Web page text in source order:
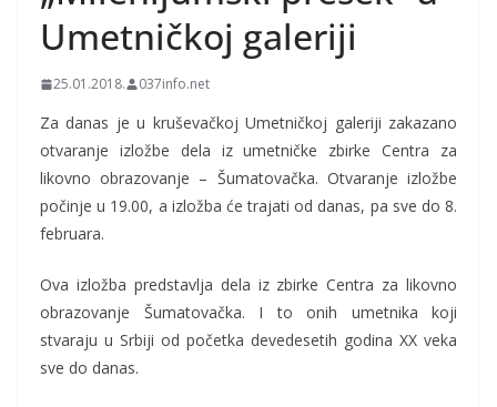
Umetničkoj galeriji
25.01.2018. 037info.net
Za danas je u kruševačkoj Umetničkoj galeriji zakazano
otvaranje izložbe dela iz umetničke zbirke Centra za
likovno obrazovanje – Šumatovačka. Otvaranje izložbe
počinje u 19.00, a izložba će trajati od danas, pa sve do 8.
februara.
Ova izložba predstavlja dela iz zbirke Centra za likovno
obrazovanje Šumatovačka. I to onih umetnika koji
stvaraju u Srbiji od početka devedesetih godina XX veka
sve do danas.